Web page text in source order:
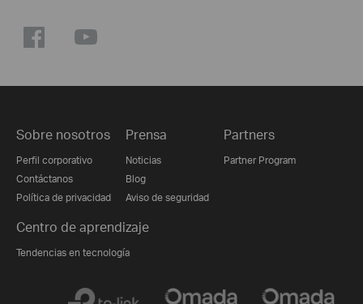
Sobre nosotros
Perfil corporativo
Contáctanos
Política de privacidad
Prensa
Noticias
Blog
Aviso de seguridad
Partners
Partner Program
Centro de aprendizaje
Tendencias en tecnología